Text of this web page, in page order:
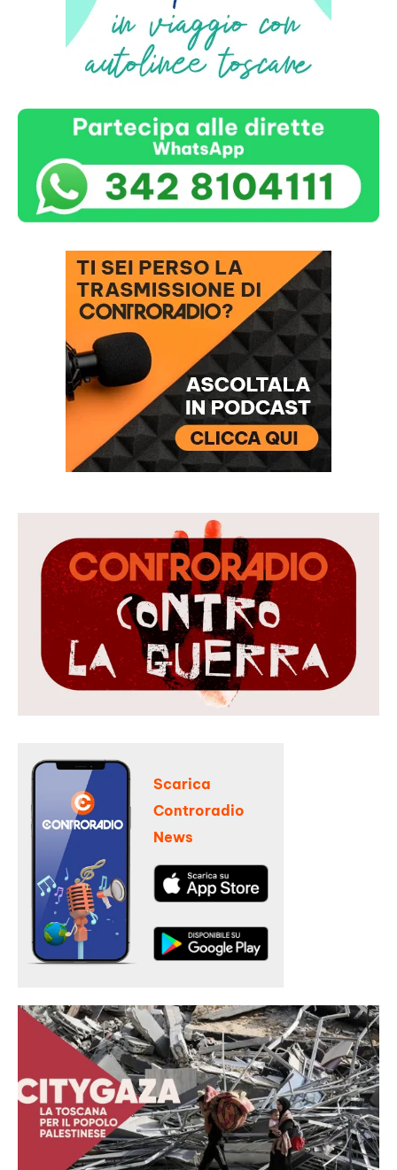
Scarica
Controradio
News